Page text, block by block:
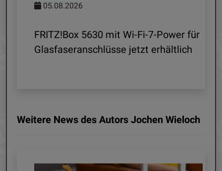
05.08.2026
FRITZ!Box 5630 mit Wi-Fi-7-Power für
Glasfaseranschlüsse jetzt erhältlich
Weitere News des Autors Jochen Wieloch